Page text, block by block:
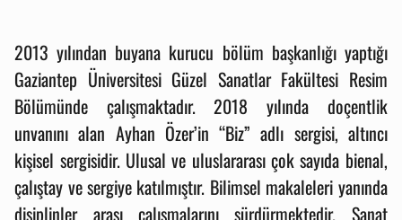
2013 yılından buyana kurucu bölüm başkanlığı yaptığı
Gaziantep Üniversitesi Güzel Sanatlar Fakültesi Resim
Bölümünde çalışmaktadır. 2018 yılında doçentlik
unvanını alan Ayhan Özer’in “Biz” adlı sergisi, altıncı
kişisel sergisidir. Ulusal ve uluslararası çok sayıda bienal,
çalıştay ve sergiye katılmıştır. Bilimsel makaleleri yanında
disiplinler arası çalışmalarını sürdürmektedir. Sanat